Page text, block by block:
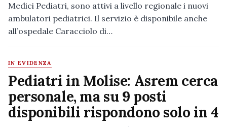
Medici Pediatri, sono attivi a livello regionale i nuovi
ambulatori pediatrici. Il servizio è disponibile anche
all’ospedale Caracciolo di…
IN EVIDENZA
Pediatri in Molise: Asrem cerca
personale, ma su 9 posti
disponibili rispondono solo in 4